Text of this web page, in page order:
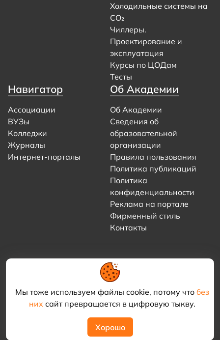
Мы тоже используем файлы cookie, потому что без
нихсайт превращается в цифровую тыкву.
Хорошо
Холодильные системы на
CO₂
Чиллеры.
Проектирование и
эксплуатация
Курсы по ЦОДам
Тесты
Навигатор
Ассоциации
ВУЗы
Колледжи
Журналы
Интернет-порталы
Об Академии
Об Академии
Сведения об
образовательной
организации
Правила пользования
Политика публикаций
Политика
конфиденциальности
Реклама на портале
Фирменный стиль
Контакты
© 2021–2026 «Академия КриоФрост»